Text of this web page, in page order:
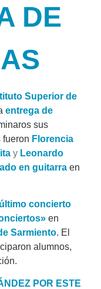
DE
Superior de
entrega de
sus
fueron Florencia
y Leonardo
en guitarra en
concierto
en
Sarmiento. El
alumnos,
POR ESTE